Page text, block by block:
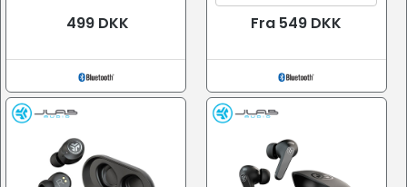
499 DKK Fra 549 DKK